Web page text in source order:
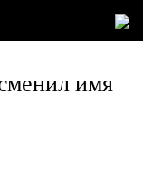
имя